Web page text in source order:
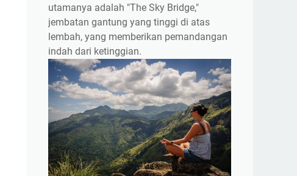
utamanya adalah "The Sky Bridge,"
jembatan gantung yang tinggi di atas
lembah, yang memberikan pemandangan
indah dari ketinggian.